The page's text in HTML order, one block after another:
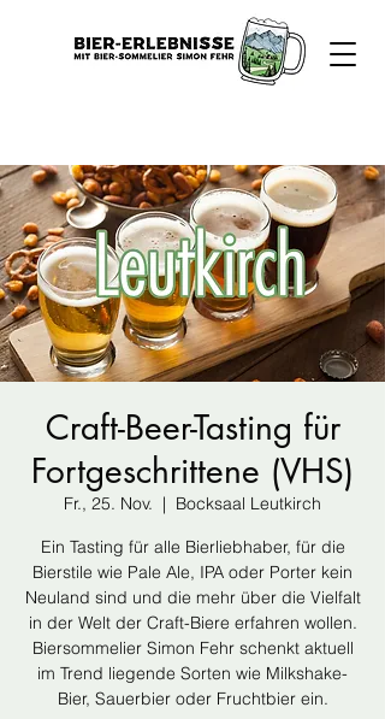
Craft-Beer-Tasting für
Fortgeschrittene (VHS)
Fr., 25. Nov.
  |
Bocksaal Leutkirch
Ein Tasting für alle Bierliebhaber, für die
Bierstile wie Pale Ale, IPA oder Porter kein
Neuland sind und die mehr über die Vielfalt
in der Welt der Craft-Biere erfahren wollen.
Biersommelier Simon Fehr schenkt aktuell
im Trend liegende Sorten wie Milkshake-
Bier, Sauerbier oder Fruchtbier ein.